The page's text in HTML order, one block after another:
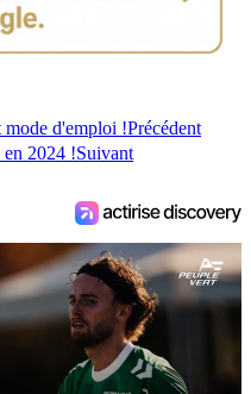
mode d'emploi !Précédent
2024 !Suivant